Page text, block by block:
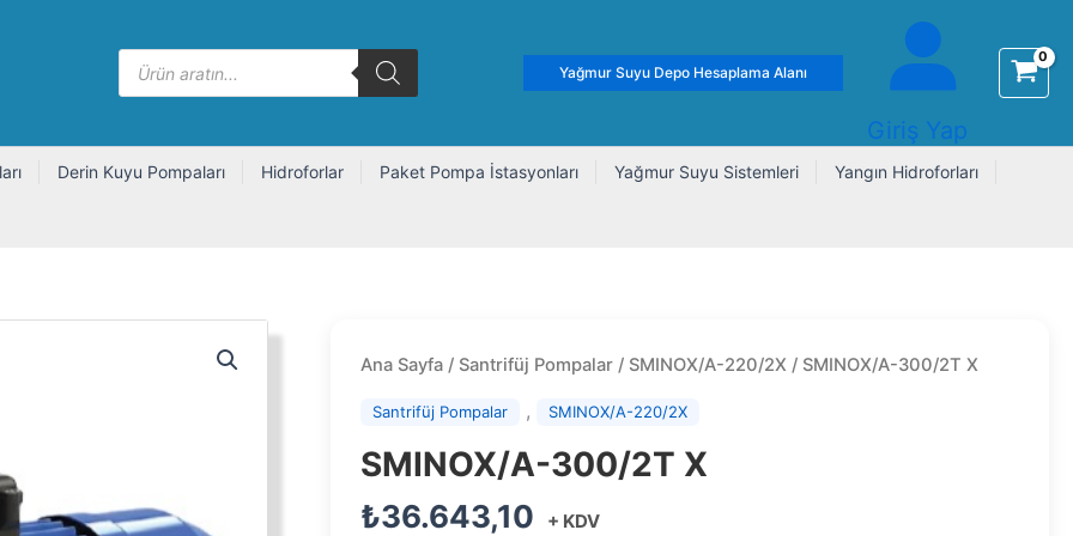
search
Yağmur Suyu Depo Hesaplama Alanı
Giriş Yap
Derin Kuyu Pompaları Hidroforlar Paket Pompa İstasyonları Yağmur Suyu Sistemleri Yangın Hidroforları
Ana Sayfa / Santrifüj Pompalar / SMINOX/A-220/2X / SMINOX/A-300/2T X
Santrifüj Pompalar , SMINOX/A-220/2X
SMINOX/A-300/2T X
₺36.643,10 + KDV